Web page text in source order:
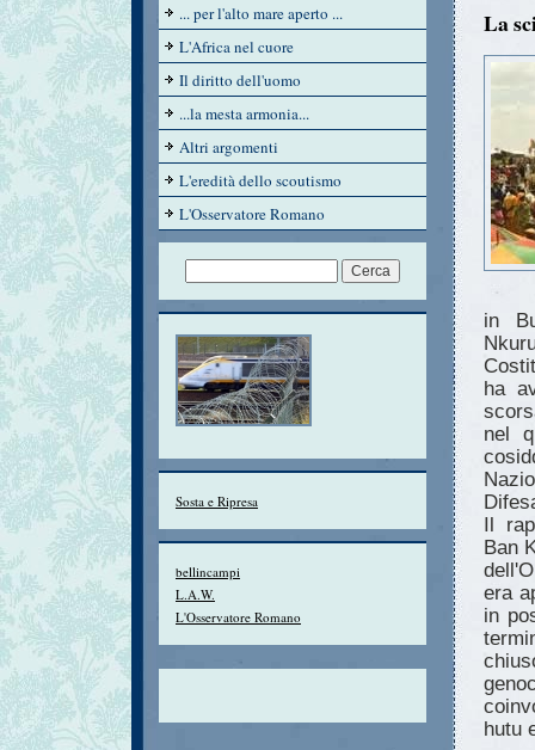
La
in
ha
nel
Il
Ban
era
in
hutu
... per l'alto mare aperto ...
L'Africa nel cuore
Il diritto dell'uomo
...la mesta armonia...
Altri argomenti
L'eredità dello scoutismo
L'Osservatore Romano
Sosta e Ripresa
bellincampi
L.A.W.
L'Osservatore Romano